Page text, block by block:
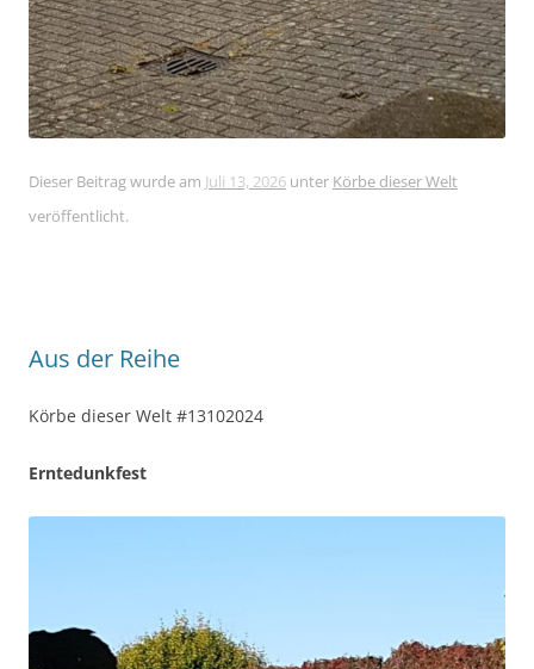
Dieser Beitrag wurde am Juli 13, 2026 unter Körbe dieser Welt
veröffentlicht.
Aus der Reihe
Körbe dieser Welt #13102024
Erntedunkfest